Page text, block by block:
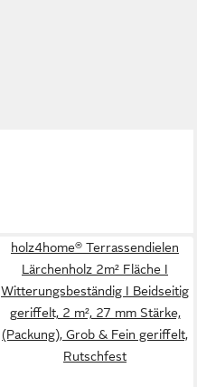
holz4home® Terrassendielen
Lärchenholz 2m² Fläche I
Witterungsbeständig I Beidseitig
geriffelt, 2 m², 27 mm Stärke,
(Packung), Grob & Fein geriffelt,
Rutschfest